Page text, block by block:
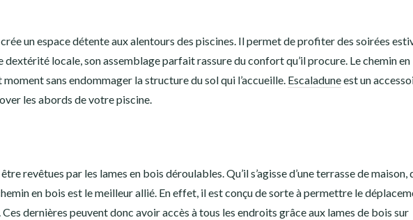
un espace détente aux alentours des piscines. Il permet de profiter des soirées
locale, son assemblage parfait rassure du confort qu’il procure. Le chemin en
sans endommager la structure du sol qui l’accueille. Escaladuneest un
les abords de votre piscine.
revêtues par les lames en bois déroulables. Qu’il s’agisse d’une terrasse de maison,
en bois est le meilleur allié. En effet, il est conçu de sorte à permettre le
dernières peuvent donc avoir accès à tous les endroits grâce aux lames de bois sur